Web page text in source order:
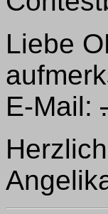
Liebe
E-Mail: